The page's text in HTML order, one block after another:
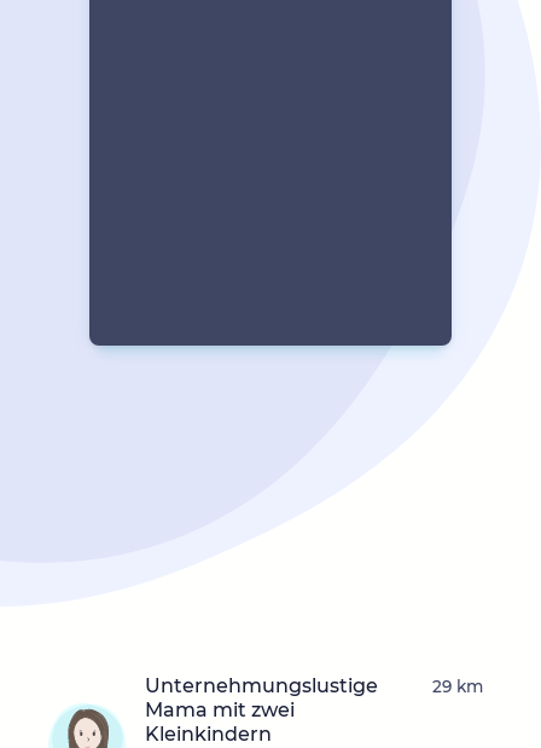
Unternehmungslustige
Mama mit zwei
Kleinkindern
29 km